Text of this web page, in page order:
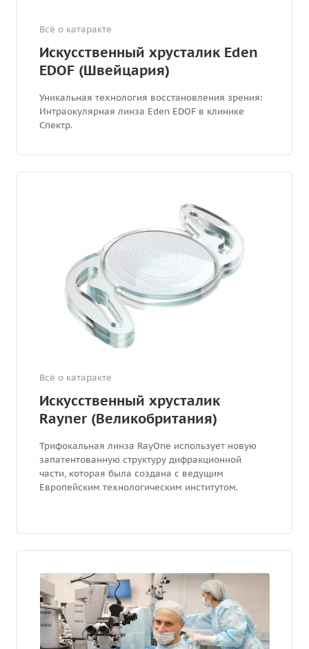
Всё о катаракте
Искусственный хрусталик Eden
EDOF (Швейцария)
Уникальная технология восстановления зрения:
Интраокулярная линза Eden EDOF в клинике
Спектр.
Всё о катаракте
Искусственный хрусталик
Rayner (Великобритания)
Трифокальная линза RayOne использует новую
запатентованную структуру дифракционной
части, которая была создана с ведущим
Европейским технологическим институтом.